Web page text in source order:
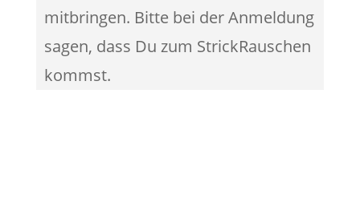
mitbringen. Bitte bei der Anmeldung
sagen, dass Du zum StrickRauschen
kommst.